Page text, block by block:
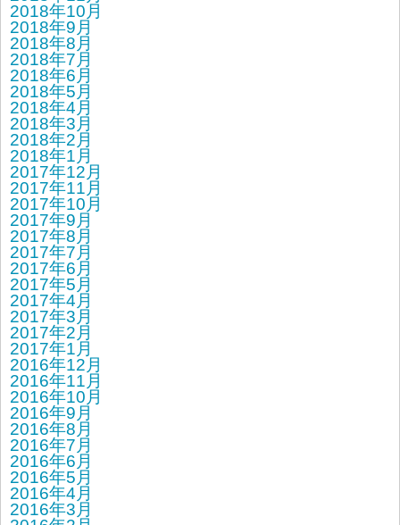
2018年10月
2018年9月
2018年8月
2018年7月
2018年6月
2018年5月
2018年4月
2018年3月
2018年2月
2018年1月
2017年12月
2017年11月
2017年10月
2017年9月
2017年8月
2017年7月
2017年6月
2017年5月
2017年4月
2017年3月
2017年2月
2017年1月
2016年12月
2016年11月
2016年10月
2016年9月
2016年8月
2016年7月
2016年6月
2016年5月
2016年4月
2016年3月